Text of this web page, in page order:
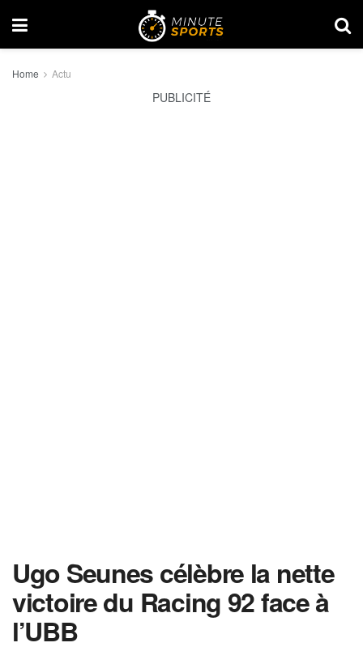
Home Actu
PUBLICITÉ
Ugo Seunes célèbre la nette
victoire du Racing 92 face à
l’UBB